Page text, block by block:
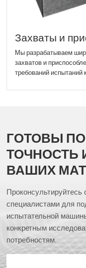
Захваты и
Мы разрабатываем
захватов и
требований испытаний
ГОТОВЫ
ТОЧНОСТЬ
ВАШИХ
специалистами для
испытательной
конкретным
потребностям.